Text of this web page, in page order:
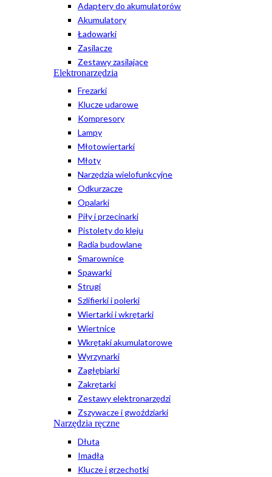
Adaptery do akumulatorów
Akumulatory
Ładowarki
Zasilacze
Zestawy zasilające
Elektronarzędzia
Frezarki
Klucze udarowe
Kompresory
Lampy
Młotowiertarki
Młoty
Narzędzia wielofunkcyjne
Odkurzacze
Opalarki
Piły i przecinarki
Pistolety do kleju
Radia budowlane
Smarownice
Spawarki
Strugi
Szlifierki i polerki
Wiertarki i wkrętarki
Wiertnice
Wkrętaki akumulatorowe
Wyrzynarki
Zagłębiarki
Zakrętarki
Zestawy elektronarzędzi
Zszywacze i gwoździarki
Narzędzia ręczne
Dłuta
Imadła
Klucze i grzechotki